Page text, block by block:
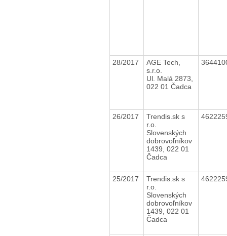
28/2017
AGE Tech,
s.r.o.
Ul. Malá 2873,
022 01 Čadca
26/2017
Trendis.sk s
r.o.
Slovenských
dobrovoľníkov
1439, 022 01
Čadca
25/2017
Trendis.sk s
r.o.
Slovenských
dobrovoľníkov
1439, 022 01
Čadca